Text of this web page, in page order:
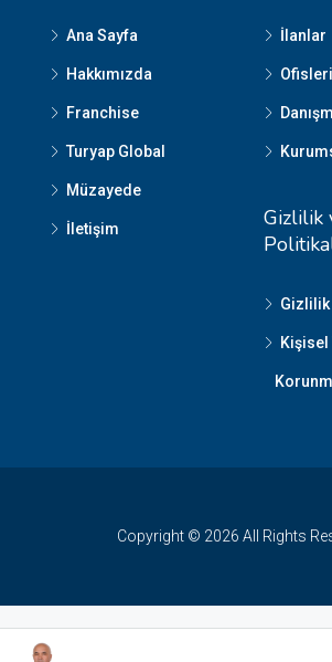
Ana Sayfa
Hakkımızda
Franchise
Turyap Global
Müzayede
İletişim
İlanlar
Gizlilik
Copyright © 2026 All Rights